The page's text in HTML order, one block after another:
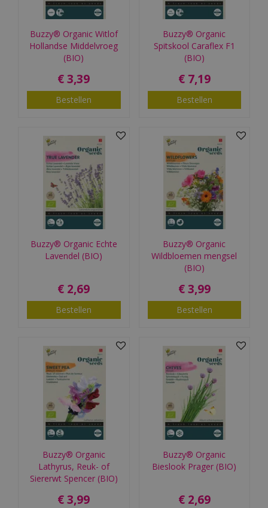
Buzzy® Organic Witlof
Hollandse Middelvroeg
(BIO)
€ 3,39
Bestellen
Buzzy® Organic
Spitskool Caraflex F1
(BIO)
€ 7,19
Bestellen
Buzzy® Organic Echte
Lavendel (BIO)
€ 2,69
Bestellen
Buzzy® Organic
Wildbloemen mengsel
(BIO)
€ 3,99
Bestellen
Buzzy® Organic
Lathyrus, Reuk- of
Siererwt Spencer (BIO)
€ 3,99
Buzzy® Organic
Bieslook Prager (BIO)
€ 2,69